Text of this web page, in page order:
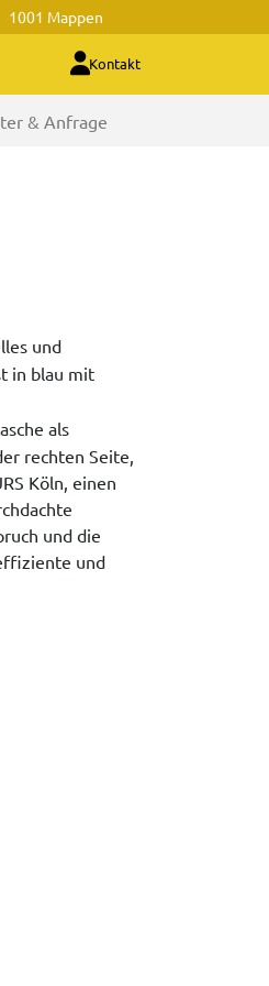
1001 Mappen
Kontakt
& Anfrage
und
in blau mit
als
rechten Seite,
Köln, einen
und die
und